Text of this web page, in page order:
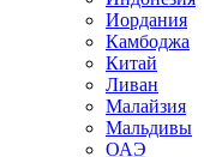
Иордания
Камбоджа
Китай
Ливан
Малайзия
Мальдивы
ОАЭ